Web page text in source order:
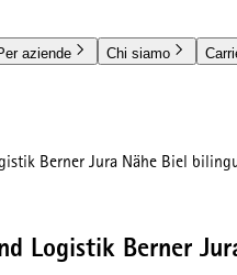
aziende Chi siamo
Berner Jura Nähe Biel
Logistik Berner